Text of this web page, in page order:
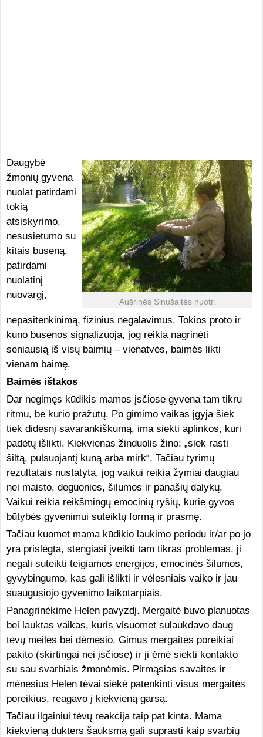
Aušrinės Sinušaitės nuotr.
Daugybė
žmonių gyvena
nuolat patirdami
tokią
atsiskyrimo,
nesusietumo su
kitais būseną,
patirdami
nuolatinį
nuovargį,
nepasitenkinimą, fizinius negalavimus. Tokios proto ir
kūno būsenos signalizuoja, jog reikia nagrinėti
seniausią iš visų baimių – vienatvės, baimės likti
vienam baimę.
Baimės ištakos
Dar negimęs kūdikis mamos įsčiose gyvena tam tikru
ritmu, be kurio pražūtų. Po gimimo vaikas įgyja šiek
tiek didesnį savarankiškumą, ima siekti aplinkos, kuri
padėtų išlikti. Kiekvienas žinduolis žino: „siek rasti
šiltą, pulsuojantį kūną arba mirk“. Tačiau tyrimų
rezultatais nustatyta, jog vaikui reikia žymiai daugiau
nei maisto, deguonies, šilumos ir panašių dalykų.
Vaikui reikia reikšmingų emocinių ryšių, kurie gyvos
būtybės gyvenimui suteiktų formą ir prasmę.
Tačiau kuomet mama kūdikio laukimo periodu ir/ar po jo
yra prislėgta, stengiasi įveikti tam tikras problemas, ji
negali suteikti teigiamos energijos, emocinės šilumos,
gyvybingumo, kas gali išlikti ir vėlesniais vaiko ir jau
suaugusiojo gyvenimo laikotarpiais.
Panagrinėkime Helen pavyzdį. Mergaitė buvo planuotas
bei lauktas vaikas, kuris visuomet sulaukdavo daug
tėvų meilės bei dėmesio. Gimus mergaitės poreikiai
pakito (skirtingai nei įsčiose) ir ji ėmė siekti kontakto
su sau svarbiais žmonėmis. Pirmąsias savaites ir
mėnesius Helen tėvai siekė patenkinti visus mergaitės
poreikius, reagavo į kiekvieną garsą.
Tačiau ilgainiui tėvų reakcija taip pat kinta. Mama
kiekvieną dukters šauksmą gali suprasti kaip svarbių